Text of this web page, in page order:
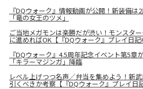
『DQウォーク』情報動画が公開！新装備は
「竜の女王のツメ」
ご当地メガモンは楽勝だが渋い！モンスタ
に進めればOK【『DQウォーク』プレイ日記
『DQウォーク』4.5周年記念イベント第5章
「キラーマジンガ」降臨
レベル上げつつ名声／弁当を集めよう！新
引くべきか考察【『DQウォーク』プレイ日